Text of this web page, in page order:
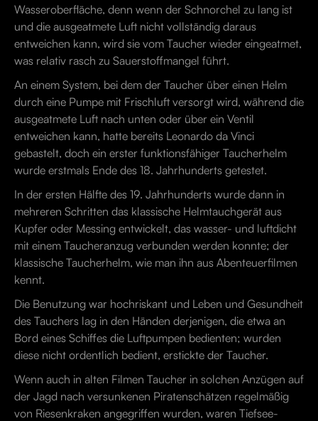
Wasseroberfläche, denn wenn der Schnorchel zu lang ist
und die ausgeatmete Luft nicht vollständig daraus
entweichen kann, wird sie vom Taucher wieder eingeatmet,
was relativ rasch zu Sauerstoffmangel führt.
An einem System, bei dem der Taucher über einen Helm
durch eine Pumpe mit Frischluft versorgt wird, während die
ausgeatmete Luft nach unten oder über ein Ventil
entweichen kann, hatte bereits Leonardo da Vinci
gebastelt, doch ein erster funktionsfähiger Taucherhelm
wurde erstmals Ende des 18. Jahrhunderts getestet.
In der ersten Hälfte des 19. Jahrhunderts wurde dann in
mehreren Schritten das klassische Helmtauchgerät aus
Kupfer oder Messing entwickelt, das wasser- und luftdicht
mit einem Taucheranzug verbunden werden konnte; der
klassische Taucherhelm, wie man ihn aus Abenteuerfilmen
kennt.
Die Benutzung war hochriskant und Leben und Gesundheit
des Tauchers lag in den Händen derjenigen, die etwa an
Bord eines Schiffes die Luftpumpen bedienten; wurden
diese nicht ordentlich bedient, erstickte der Taucher.
Wenn auch in alten Filmen Taucher in solchen Anzügen auf
der Jagd nach versunkenen Piratenschätzen regelmäßig
von Riesenkraken angegriffen wurden, waren Tiefsee-